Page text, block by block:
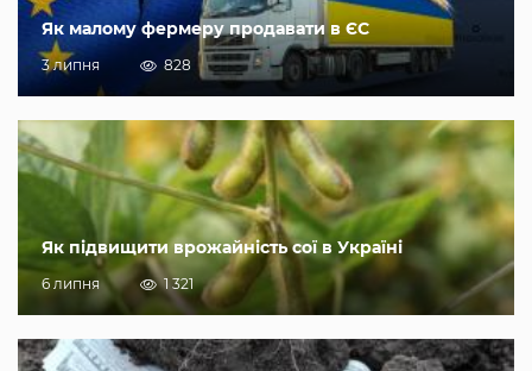
Як малому фермеру продавати в ЄС
3 липня 828
Як підвищити врожайність сої в Україні
6 липня 1 321